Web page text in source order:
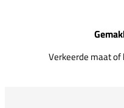
Verkeerde maat of